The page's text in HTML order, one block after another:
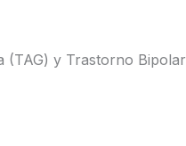
(TAG) y Trastorno Bipolar